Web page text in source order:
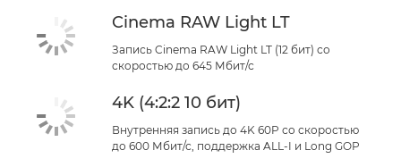
Cinema RAW Light LT
Запись Cinema RAW Light LT (12 бит) со
скоростью до 645 Мбит/с
4K (4:2:2 10 бит)
Внутренняя запись до 4K 60P со скоростью
до 600 Мбит/с, поддержка ALL-I и Long GOP